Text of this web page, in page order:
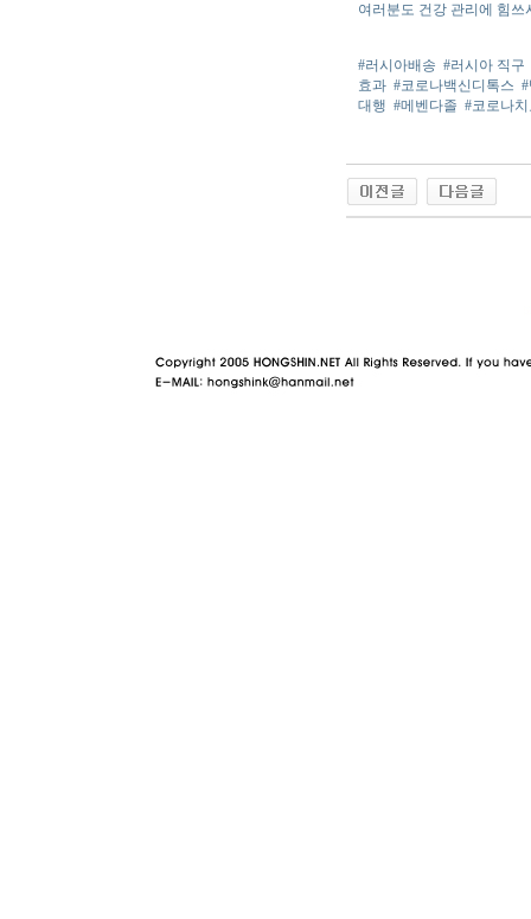
여러분도 건강 관리에 힘
#러시아배송 #러시아 직구
효과 #코로나백신디톡스
대행 #메벤다졸 #코로나